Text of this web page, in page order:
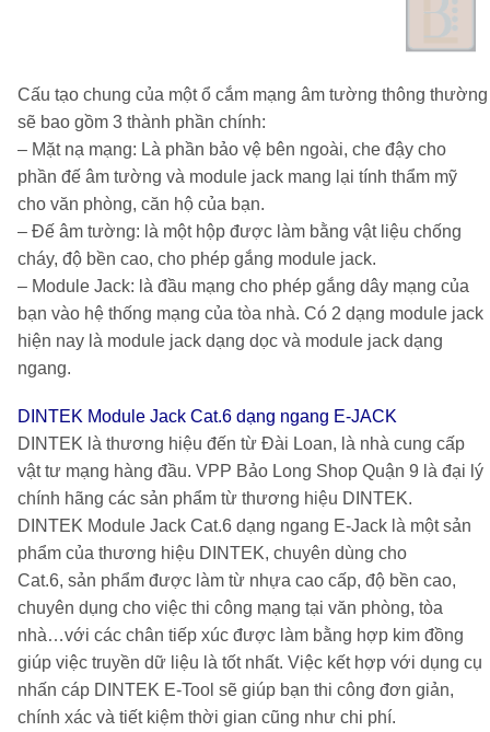
Cấu tạo chung của một ổ cắm mạng âm tường thông thường
sẽ bao gồm 3 thành phần chính:
– Mặt nạ mạng: Là phần bảo vệ bên ngoài, che đậy cho
phần đế âm tường và module jack mang lại tính thẩm mỹ
cho văn phòng, căn hộ của bạn.
– Đế âm tường: là một hộp được làm bằng vật liệu chống
cháy, độ bền cao, cho phép gắng module jack.
– Module Jack: là đầu mạng cho phép gắng dây mạng của
bạn vào hệ thống mạng của tòa nhà. Có 2 dạng module jack
hiện nay là module jack dạng dọc và module jack dạng
ngang.
DINTEK Module Jack Cat.6 dạng ngang E-JACK
DINTEK là thương hiệu đến từ Đài Loan, là nhà cung cấp
vật tư mạng hàng đầu. VPP Bảo Long Shop Quận 9 là đại lý
chính hãng các sản phẩm từ thương hiệu DINTEK.
DINTEK Module Jack Cat.6 dạng ngang E-Jack là một sản
phẩm của thương hiệu DINTEK, chuyên dùng cho
Cat.6, sản phẩm được làm từ nhựa cao cấp, độ bền cao,
chuyên dụng cho việc thi công mạng tại văn phòng, tòa
nhà…với các chân tiếp xúc được làm bằng hợp kim đồng
giúp việc truyền dữ liệu là tốt nhất. Việc kết hợp với dụng cụ
nhấn cáp DINTEK E-Tool sẽ giúp bạn thi công đơn giản,
chính xác và tiết kiệm thời gian cũng như chi phí.